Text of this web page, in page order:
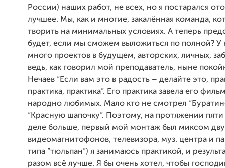
России) наших работ, не всех, но я постарался
лучшее. Мы, как и многие, закалённая команда,
творить на минимальных условиях. А теперь
будет, если мы сможем выложиться по полной? У
много проектов в будущем, авторских, личных,
ведь, как говорил мой преподаватель, ныне
Нечаев “Если вам это в радость – делайте это,
практика, практика”. Его практика завела его
народно любимых. Мало кто не смотрел
“Красную шапочку”. Поэтому, на протяжении
деле больше, первый мой монтаж был миксом
видеомагнитофонов, телевизора, муз. центра и
типа “тюльпан”) я занимаюсь практикой, и
разом всё лучше. Я бы очень хотел, чтобы